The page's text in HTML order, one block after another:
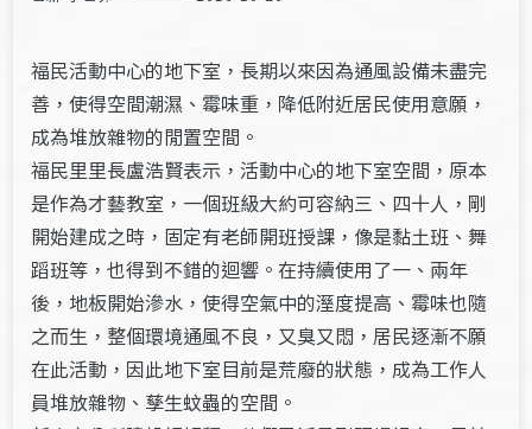
福民活動中心的地下室，長期以來因為通風設備未盡完
善，使得空間潮濕、霉味重，降低附近居民使用意願，
成為堆放雜物的閒置空間。
福民里里長盧浩賢表示，活動中心的地下室空間，原本
是作為才藝教室，一個班級大約可容納三、四十人，剛
開始建成之時，固定有老師開班授課，像是黏土班、舞
蹈班等，也得到不錯的迴響。在持續使用了一、兩年
後，地板開始滲水，使得空氣中的溼度提高、霉味也隨
之而生，整個環境通風不良，又臭又悶，居民逐漸不願
在此活動，因此地下室目前是荒廢的狀態，成為工作人
員堆放雜物、孳生蚊蟲的空間。